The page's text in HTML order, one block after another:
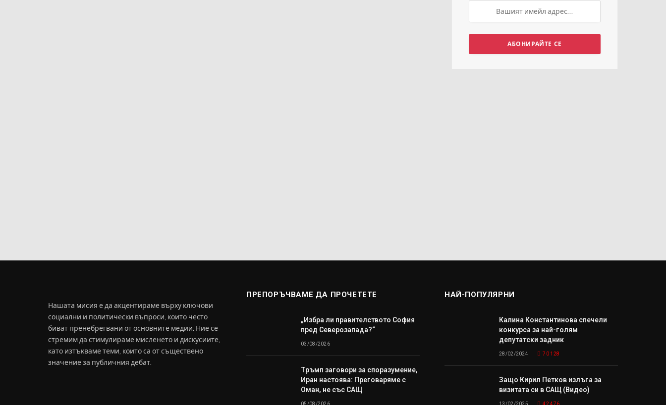
Нашата мисия е да акцентираме върху ключови
социални и политически въпроси, които често
биват пренебрегвани от основните медии. Ние се
стремим да стимулираме мисленето и дискусиите,
като изтъкваме теми, които са от съществено
значение за публичния дебат.
ПРЕПОРЪЧВАМЕ ДА ПРОЧЕТЕТЕ
„Избра ли правителството София
пред Северозапада?“
03/08/2026
Тръмп заговори за споразумение,
Иран настоява: Преговаряме с
Оман, не със САЩ
05/08/2026
НАЙ-ПОПУЛЯРНИ
Калина Константинова спечели
конкурса за най-голям
депутатски задник
28/02/2024 70 128
Защо Кирил Петков излъга за
визитата си в САЩ (Видео)
13/02/2025 42 476